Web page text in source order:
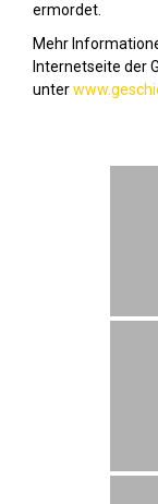
ermordet.
Mehr
Internetseite der
unter